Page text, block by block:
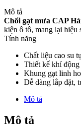
Mô tả
Chổi gạt mưa CAP
kiện ô tô, mang lại hiệu
Tính năng
Chất liệu cao su
Thiết kế khí
Khung gạt linh
Dễ dàng lắp đặt,
Mô tả
Mô tả